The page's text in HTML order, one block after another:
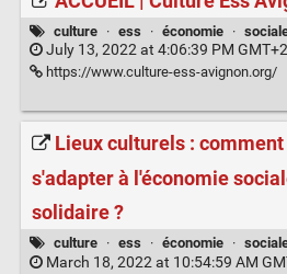
culture · ess · économie ·
July 13, 2022 at 4:06:39 PM GMT+2
https://www.culture-ess-avignon.org/
Lieux culturels : comment
s'adapter à l'économie
solidaire ?
culture · ess · économie ·
March 18, 2022 at 10:54:59 AM